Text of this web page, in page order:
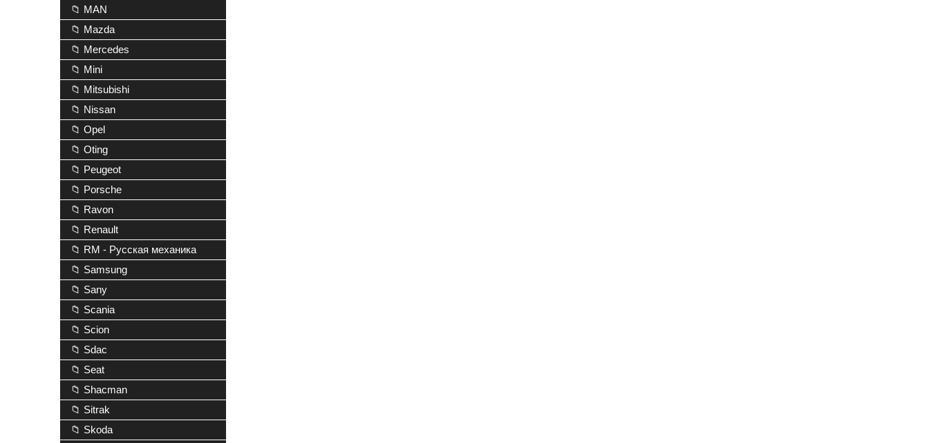
📁 MAN
📁 Mazda
📁 Mercedes
📁 Mini
📁 Mitsubishi
📁 Nissan
📁 Opel
📁 Oting
📁 Peugeot
📁 Porsche
📁 Ravon
📁 Renault
📁 RM - Русская механика
📁 Samsung
📁 Sany
📁 Scania
📁 Scion
📁 Sdac
📁 Seat
📁 Shacman
📁 Sitrak
📁 Skoda